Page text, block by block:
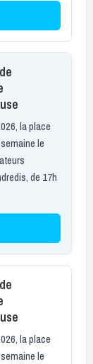
la place
le
de 17h
la place
le